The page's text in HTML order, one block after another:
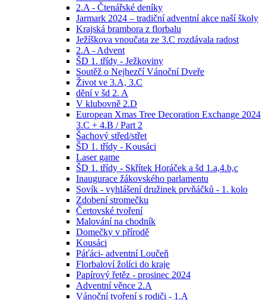
2.A - Čtenářské deníky
Jarmark 2024 – tradiční adventní akce naší školy
Krajská brambora z florbalu
Ježíškova vnoučata ze 3.C rozdávala radost
2.A - Advent
ŠD 1. třídy - Ježkoviny
Soutěž o Nejhezčí Vánoční Dveře
Život ve 3.A, 3.C
dění v šd 2. A
V klubovně 2.D
European Xmas Tree Decoration Exchange 2024
3.C + 4.B / Part 2
Šachový střed/střet
ŠD 1. třídy - Kousáci
Laser game
ŠD 1. třídy - Skřítek Horáček a šd 1.a,4.b,c
Inaugurace žákovského parlamentu
Sovík - vyhlášení družinek prvňáčků - 1. kolo
Zdobení stromečku
Čertovské tvoření
Malování na chodník
Domečky v přírodě
Kousáci
Páťáci- adventní Loučeň
Florbaloví žolíci do kraje
Papírový řetěz - prosinec 2024
Adventní věnce 2.A
Vánoční tvoření s rodiči - 1.A